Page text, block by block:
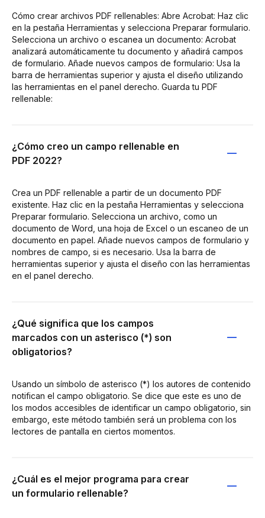
Cómo crear archivos PDF rellenables: Abre Acrobat: Haz clic
en la pestaña Herramientas y selecciona Preparar formulario.
Selecciona un archivo o escanea un documento: Acrobat
analizará automáticamente tu documento y añadirá campos
de formulario. Añade nuevos campos de formulario: Usa la
barra de herramientas superior y ajusta el diseño utilizando
las herramientas en el panel derecho. Guarda tu PDF
rellenable:
¿Cómo creo un campo rellenable en
PDF 2022?
Crea un PDF rellenable a partir de un documento PDF
existente. Haz clic en la pestaña Herramientas y selecciona
Preparar formulario. Selecciona un archivo, como un
documento de Word, una hoja de Excel o un escaneo de un
documento en papel. Añade nuevos campos de formulario y
nombres de campo, si es necesario. Usa la barra de
herramientas superior y ajusta el diseño con las herramientas
en el panel derecho.
¿Qué significa que los campos
marcados con un asterisco (*) son
obligatorios?
Usando un símbolo de asterisco (*) los autores de contenido
notifican el campo obligatorio. Se dice que este es uno de
los modos accesibles de identificar un campo obligatorio, sin
embargo, este método también será un problema con los
lectores de pantalla en ciertos momentos.
¿Cuál es el mejor programa para crear
un formulario rellenable?